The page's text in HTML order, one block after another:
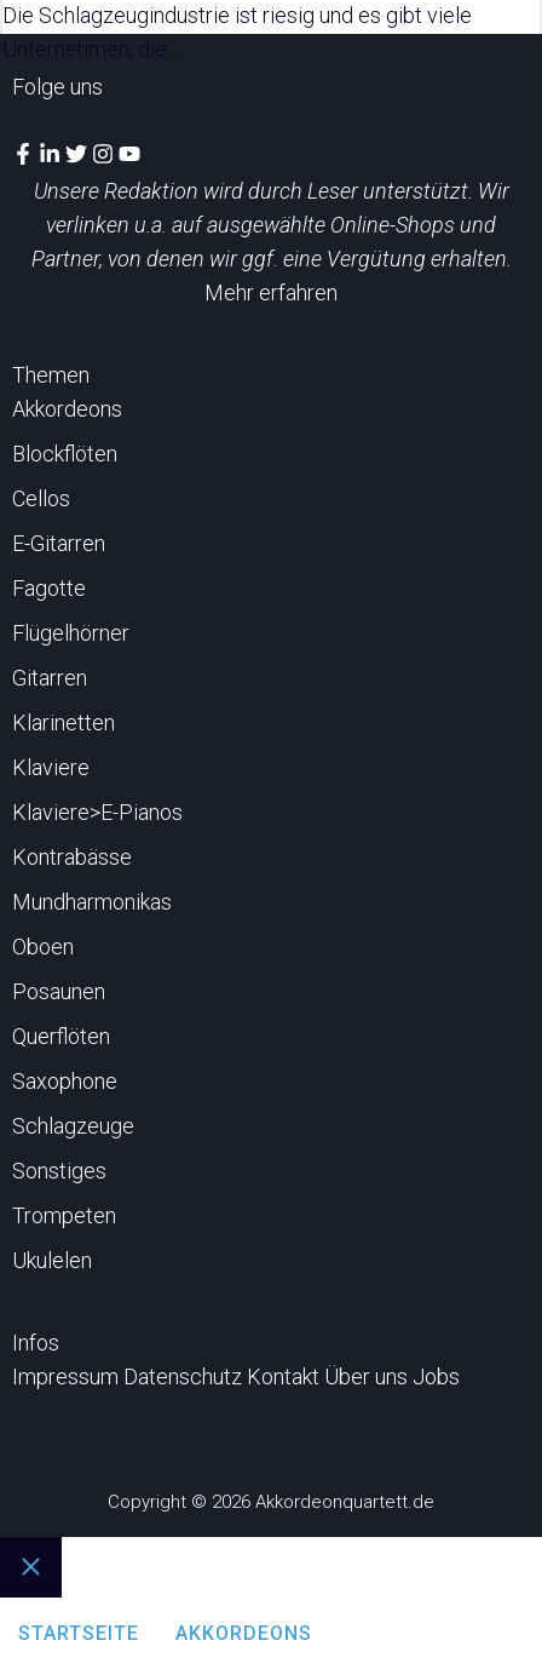
Die Schlagzeugindustrie ist riesig und es gibt viele
Unternehmen, die …
Folge uns
Unsere Redaktion wird durch Leser unterstützt. Wir
verlinken u.a. auf ausgewählte Online-Shops und
Partner, von denen wir ggf. eine Vergütung erhalten.
Mehr erfahren
Themen
Akkordeons
Blockflöten
Cellos
E-Gitarren
Fagotte
Flügelhörner
Gitarren
Klarinetten
Klaviere
Klaviere>E-Pianos
Kontrabässe
Mundharmonikas
Oboen
Posaunen
Querflöten
Saxophone
Schlagzeuge
Sonstiges
Trompeten
Ukulelen
Infos
Impressum Datenschutz Kontakt Über uns Jobs
Copyright © 2026 Akkordeonquartett.de
Schließen
STARTSEITE AKKORDEONS